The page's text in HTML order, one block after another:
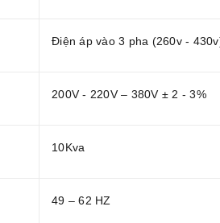
Điện áp vào 3 pha (260v -
200V - 220V – 380V ± 2 - 3%
10Kva
49 – 62 HZ